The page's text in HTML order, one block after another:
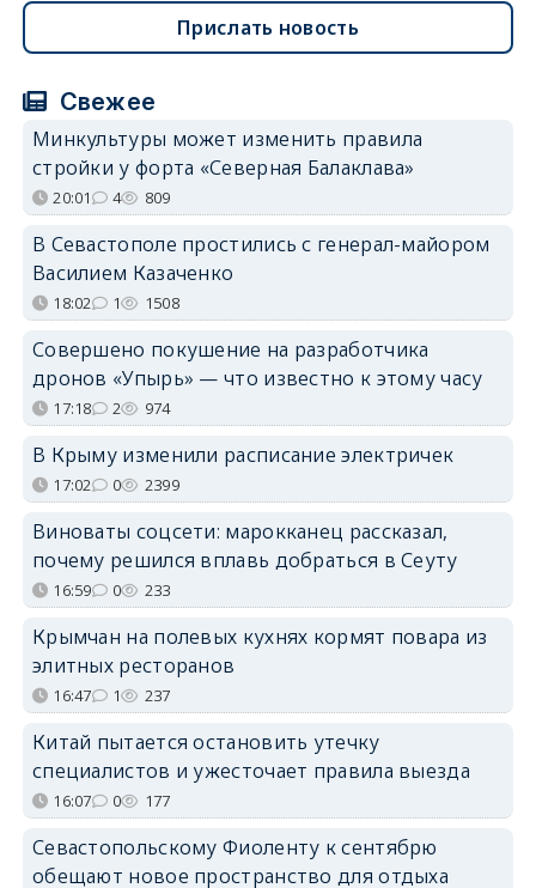
Прислать новость
Свежее
Минкультуры может изменить правила
стройки у форта «Северная Балаклава»
20:01 4 809
В Севастополе простились с генерал-майором
Василием Казаченко
18:02 1 1508
Совершено покушение на разработчика
дронов «Упырь» — что известно к этому часу
17:18 2 974
В Крыму изменили расписание электричек
17:02 0 2399
Виноваты соцсети: марокканец рассказал,
почему решился вплавь добраться в Сеуту
16:59 0 233
Крымчан на полевых кухнях кормят повара из
элитных ресторанов
16:47 1 237
Китай пытается остановить утечку
специалистов и ужесточает правила выезда
16:07 0 177
Севастопольскому Фиоленту к сентябрю
обещают новое пространство для отдыха